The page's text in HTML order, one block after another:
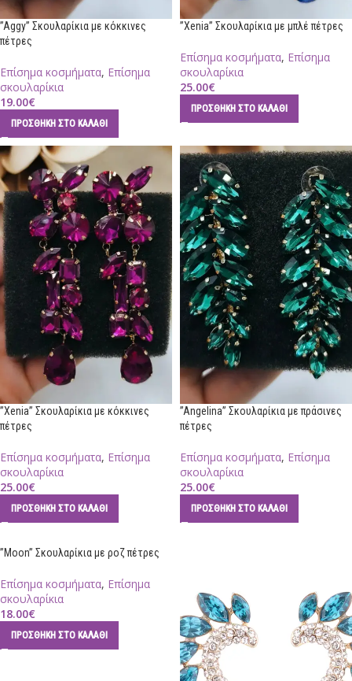
”Aggy” Σκουλαρίκια με κόκκινες
πέτρες
Επίσημα κοσμήματα, Επίσημα
σκουλαρίκια
19.00€
ΠΡΟΣΘΉΚΗ ΣΤΟ ΚΑΛΆΘΙ
”Xenia” Σκουλαρίκια με μπλέ πέτρες
Επίσημα κοσμήματα, Επίσημα
σκουλαρίκια
25.00€
ΠΡΟΣΘΉΚΗ ΣΤΟ ΚΑΛΆΘΙ
”Xenia” Σκουλαρίκια με κόκκινες
πέτρες
Επίσημα κοσμήματα, Επίσημα
σκουλαρίκια
25.00€
ΠΡΟΣΘΉΚΗ ΣΤΟ ΚΑΛΆΘΙ
”Angelina” Σκουλαρίκια με πράσινες
πέτρες
Επίσημα κοσμήματα, Επίσημα
σκουλαρίκια
25.00€
ΠΡΟΣΘΉΚΗ ΣΤΟ ΚΑΛΆΘΙ
”Moon” Σκουλαρίκια με ροζ πέτρες
Επίσημα κοσμήματα, Επίσημα
σκουλαρίκια
18.00€
ΠΡΟΣΘΉΚΗ ΣΤΟ ΚΑΛΆΘΙ